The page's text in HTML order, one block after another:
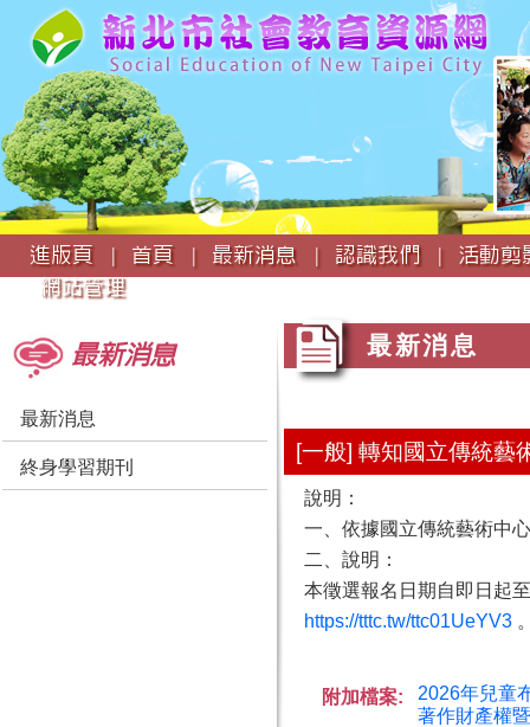
:::
進版頁 |
首頁 | 最新消息 | 認識我們 |
活動
網站管理
最新消息
最新消息
終身學習期刊
最新消息
[一般] 轉知國立傳統藝
說明：
一、依據國立傳統藝術中
二、說明：
本徵選報名日期自即日起
https://tttc.tw/ttc01UeYV3
附加檔案:
2026年兒童
著作財產權